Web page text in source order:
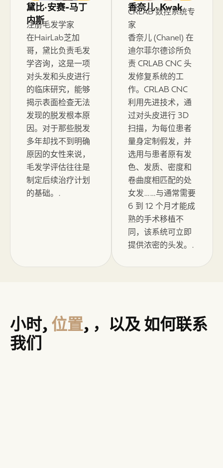
黛比·安赛-马丁
内斯
注册毛发学家
在HairLab芝加
哥，黛比负责毛发
学咨询，这是一项
对头发和头皮进行
的临床研究，能够
揭示表面检查无法
发现的脱发根本原
因。对于那些脱发
多年却找不到明确
原因的女性来说，
毛发学评估往往是
制定后续治疗计划
的基础。.
香奈儿· Kwak
CRLAB 数控系统专
家
香奈儿 (Chanel) 在
迪尔菲尔德诊所负
责 CRLAB CNC 头
发修复系统的工
作。CRLAB CNC
利用先进技术，通
过对头皮进行 3D
扫描，为每位患者
量身定制假发，并
选用与患者原有发
色、发质、密度和
卷曲度相匹配的处
女发……与通常需要
6 到 12 个月才能成
熟的手术移植不
同，该系统可立即
提供浓密的头发。.
小时, 位置, ，以及 如何联系
我们